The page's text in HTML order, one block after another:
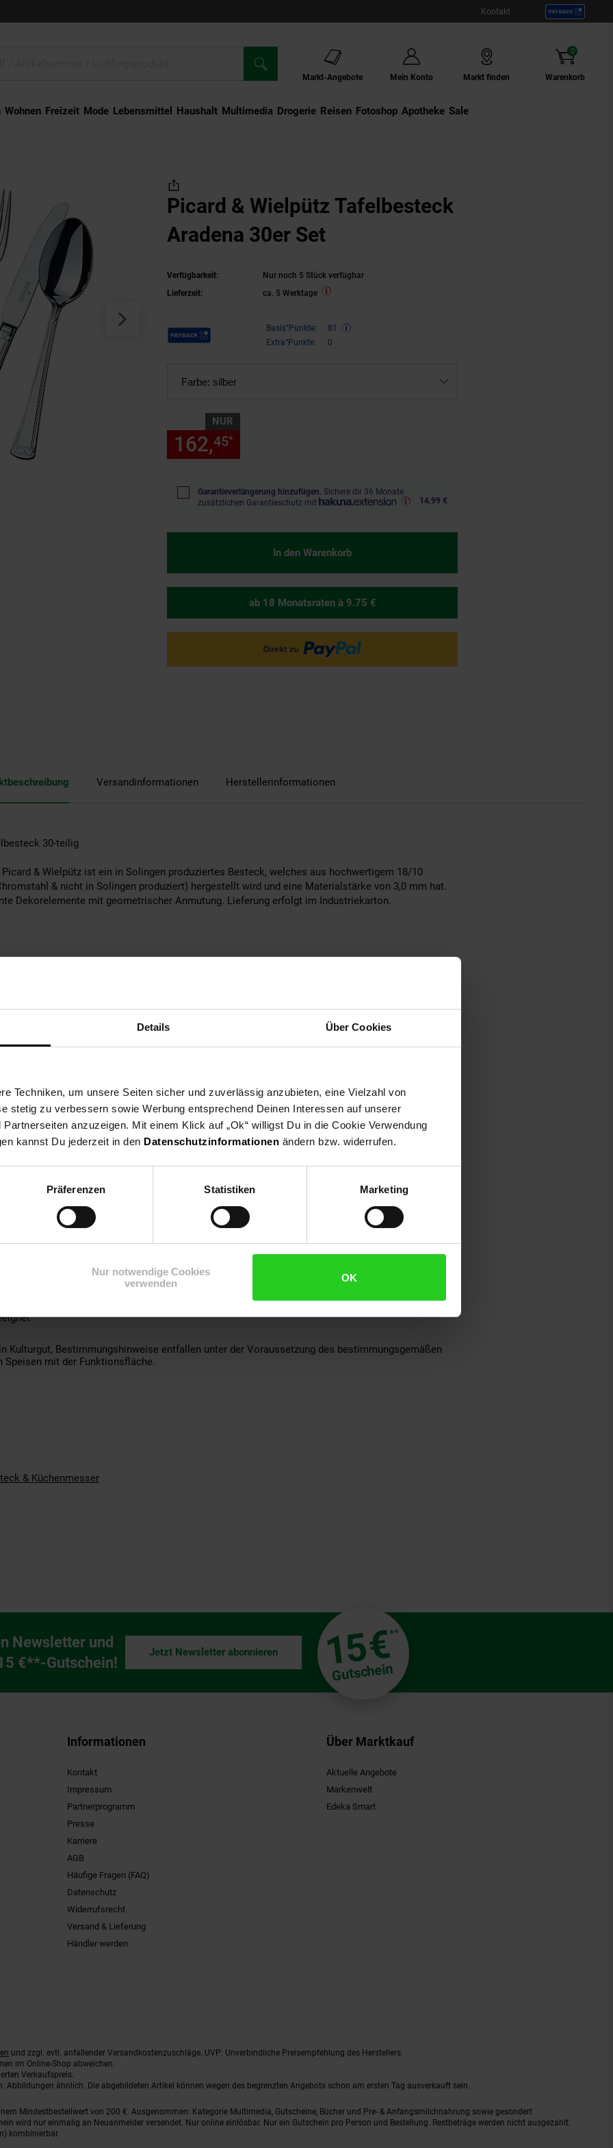
Details Über Cookies
Techniken, um unsere Seiten sicher und zuverlässig anzubieten, eine Vielzahl von
stetig zu verbessern sowie Werbung entsprechend Deinen Interessen auf unserer
anzuzeigen. Mit einem Klick auf „Ok“ willigst Du in die Cookie Verwendung
kannst Du jederzeit in den Datenschutzinformationen ändern bzw. widerrufen.
Präferenzen Statistiken Marketing
Nur notwendige Cookies
verwenden
OK
Kontakt
Markt-Angebote Mein Konto Markt finden Warenkorb
0
Artikel
Wohnen Freizeit Mode Lebensmittel Haushalt Multimedia Drogerie Externer Link:
Reisen Externer Link:
Fotoshop Externer Link:
Apotheke Sale
Picard & Wielpütz Tafelbesteck
Aradena 30er Set
Verfügbarkeit:
Nur noch 5 Stück verfügbar
Lieferzeit:
ca. 5 Werktage
Payback Punkte Basis°Punkte:
81
Extra°Punkte:
0
Farbe: silber
NUR
162,45*
Garantieverlängerung hinzufügen. Sichere dir 36 Monate
zusätzlichen Garantieschutz mit
14,99 €
In den Warenkorb
ab 18 Monatsraten à 9.75 €
Versandinformationen Herstellerinformationen
30-teilig
Picard & Wielpütz ist ein in Solingen produziertes Besteck, welches aus hochwertigem 18/10
& nicht in Solingen produziert) hergestellt wird und eine Materialstärke von 3,0 mm hat.
Dekorelemente mit geometrischer Anmutung. Lieferung erfolgt im Industriekarton.
Menügabel, Menümesser, Kaffeelöffel, Kuchengabel
Kulturgut, Bestimmungshinweise entfallen unter der Voraussetzung des bestimmungsgemäßen
Speisen mit der Funktionsfläche.
& Küchenmesser
Newsletter und
€**-Gutschein!
15€**
Gutschein
Jetzt Newsletter abonnieren
Informationen
Kontakt
Impressum
Partnerprogramm
Presse
Karriere
AGB
Häufige Fragen (FAQ)
Datenschutz
Widerrufsrecht
Versand & Lieferung
Händler werden
Über Marktkauf
Aktuelle Angebote
Markenwelt
Edeka Smart
und zzgl. evtl. anfallender Versandkostenzuschläge. UVP: Unverbindliche Preisempfehlung des Herstellers.
im Online-Shop abweichen.
Verkaufspreis.
ähnlich. Die abgebildeten Artikel können wegen des begrenzten Angebots schon am ersten Tag ausverkauft sein.
Mindestbestellwert von 200 €. Ausgenommen: Kategorie Multimedia, Gutscheine, Bücher und Pre- & Anfangsmilchnahrung sowie gesondert
wird nur einmalig an Neuanmelder versendet. Nur online einlösbar. Nur ein Gutschein pro Person und Bestellung. Restbeträge werden nicht ausgezahlt.
kombinierbar.